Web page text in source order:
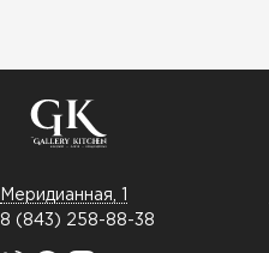
Меридианная, 1
8 (843) 258-88-38